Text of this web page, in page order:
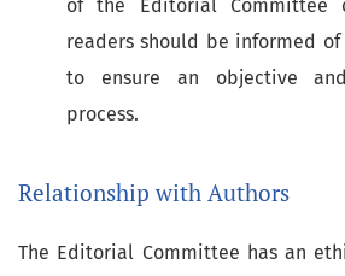
of the Editorial Committee
readers should be informed
to ensure an objective
process.
Relationship with Authors
The Editorial Committee has an